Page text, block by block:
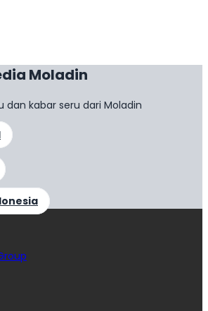
Moladin
kabar seru dari Moladin